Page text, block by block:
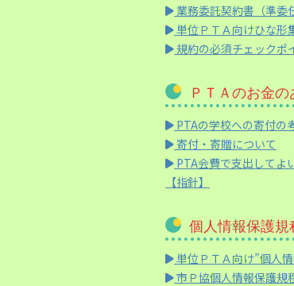
業務委託契約書（準委
単位ＰＴＡ向けひな形
規約の必須チェックポ
ＰＴＡのお金
PTAの学校への寄付の
寄付・寄贈について
PTA会費で支出してよ
【指針】
個人情報保護規
単位ＰＴＡ向け”個人
市Ｐ協個人情報保護規